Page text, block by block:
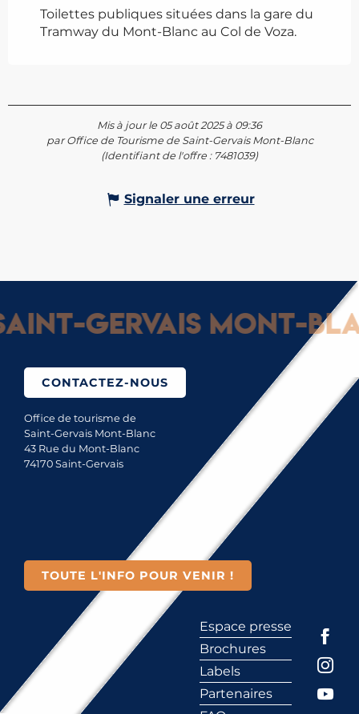
Toilettes publiques situées dans la gare du
Tramway du Mont-Blanc au Col de Voza.
Mis à jour le 05 août 2025 à 09:36
par Office de Tourisme de Saint-Gervais Mont-Blanc
(Identifiant de l'offre : 7481039)
Signaler une erreur
Gervais Mont-
CONTACTEZ-NOUS
Office de tourisme de
Saint-Gervais Mont-Blanc
43 Rue du Mont-Blanc
74170 Saint-Gervais
TOUTE L'INFO POUR VENIR !
Espace presse
Brochures
Labels
Partenaires